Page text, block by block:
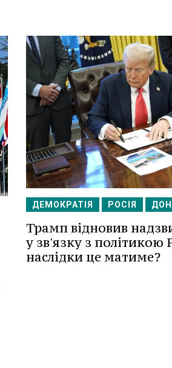
ДЕМОКРАТІЯ РОСІЯ
Трамп відновив
у зв'язку з політикою
наслідки це матиме?